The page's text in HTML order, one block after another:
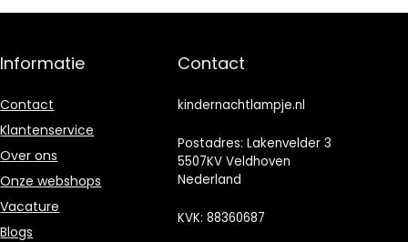
Informatie
Contact
Klantenservice
Over ons
Onze webshops
Vacature
Blogs
Contact
kindernachtlampje.nl
Postadres: Lakenvelder 3
5507KV Veldhoven
Nederland
KVK: 88360687